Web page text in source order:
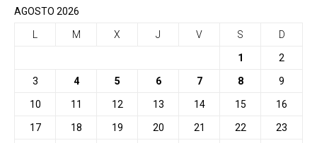
AGOSTO 2026
M X J V S D
1 2
3 4 5 6 7 8 9
10 11 12 13 14 15 16
17 18 19 20 21 22 23